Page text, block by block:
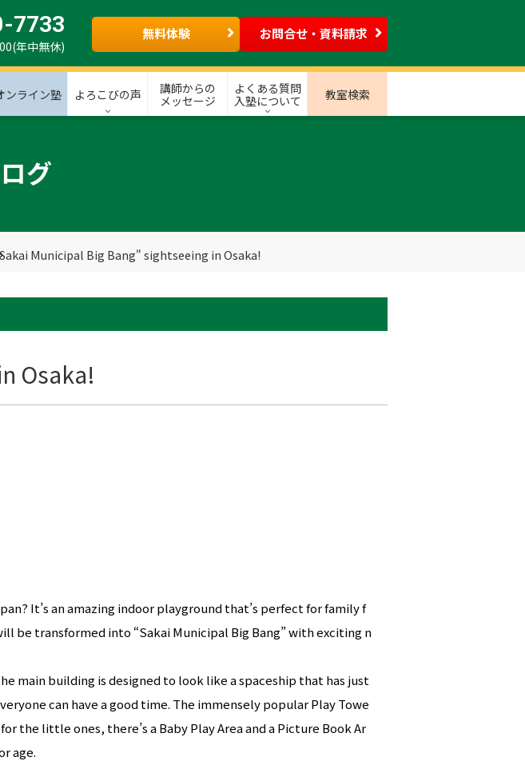
7733
年中無休)
無料体験 お問合せ・資料請求
ンライン塾 よろこびの声
講師からの
メッセージ
よくある質問
入塾について
教室検索
グ
Municipal Big Bang" sightseeing in Osaka!
Osaka!
It’s an amazing indoor playground that’s perfect for family f
be transformed into “Sakai Municipal Big Bang” with exciting n
main building is designed to look like a spaceship that has just
can have a good time. The immensely popular Play Towe
the little ones, there’s a Baby Play Area and a Picture Book Ar
age.